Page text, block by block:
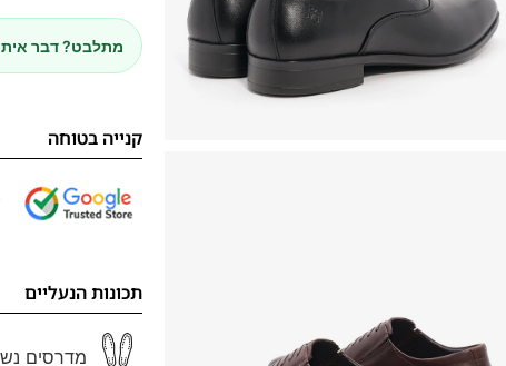
מתלבט? דבר
קנייה בטוחה
תכונות הנעליים
מדרסים